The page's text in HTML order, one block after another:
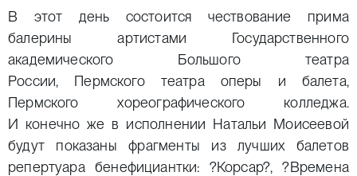
В этот день состоится чествование прима
балерины артистами Государственного
академического Большого театра
России, Пермского театра оперы и балета,
Пермского хореографического колледжа.
И конечно же в исполнении Натальи Моисеевой
будут показаны фрагменты из лучших балетов
репертуара бенефициантки: ?Корсар?, ?Времена